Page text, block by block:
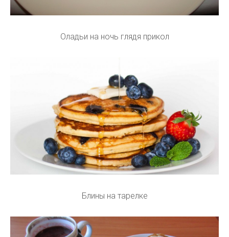
Оладьи на ночь глядя прикол
Блины на тарелке